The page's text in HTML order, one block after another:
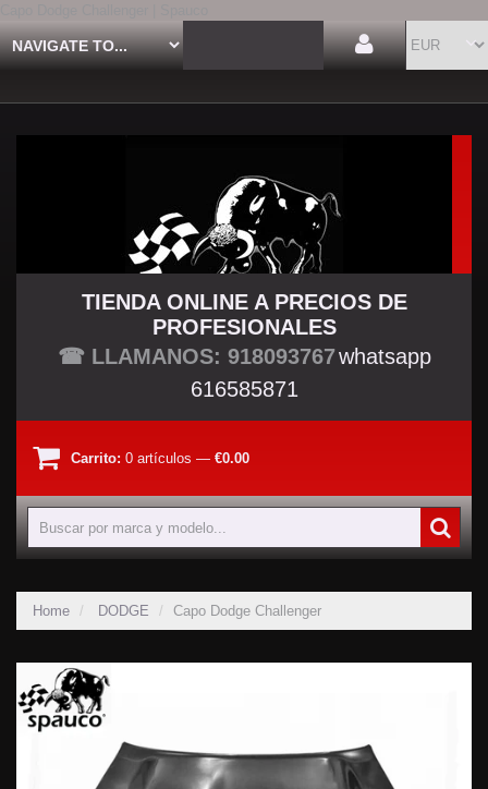
TU TIENDA TUNING
TIENDA ONLINE A PRECIOS DE
PROFESIONALES
☎ LLAMANOS: 918093767whatsapp
616585871
Carrito: 0 artículos — €0.00
Home DODGE Capo Dodge Challenger